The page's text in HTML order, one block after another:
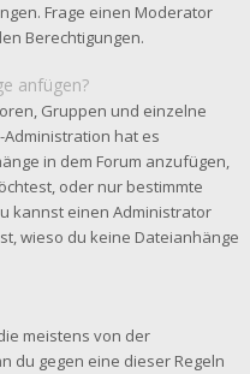
Frage einen Moderator
Berechtigungen.
anfügen?
Gruppen und einzelne
hat es
in dem Forum anzufügen,
oder nur bestimmte
kannst einen Administrator
wieso du keine Dateianhänge
meistens von der
du gegen eine dieser Regeln